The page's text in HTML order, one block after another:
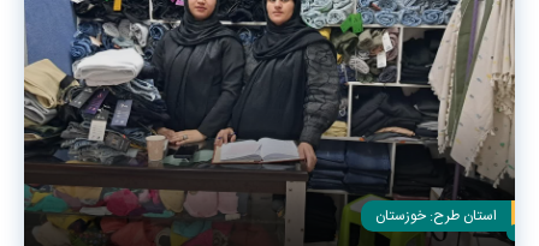
استان طرح: خوزستان